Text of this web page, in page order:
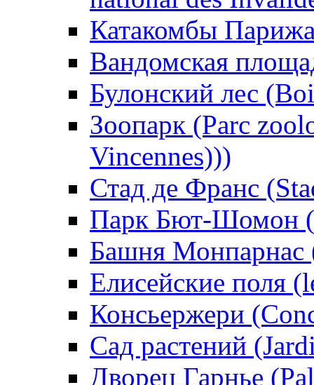
Катакомбы
Вандомская
Булонский лес
Зоопарк (Parc
Vincennes)))
Стад де Франс
Парк Бют-Шомон
Башня Монпарнас
Елисейские поля
Консьержери
Сад растений
Дворец Гарнье